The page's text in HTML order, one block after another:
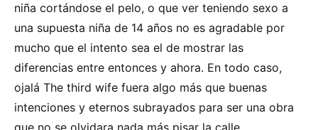
niña cortándose el pelo, o que ver teniendo sexo a
una supuesta niña de 14 años no es agradable por
mucho que el intento sea el de mostrar las
diferencias entre entonces y ahora. En todo caso,
ojalá The third wife fuera algo más que buenas
intenciones y eternos subrayados para ser una obra